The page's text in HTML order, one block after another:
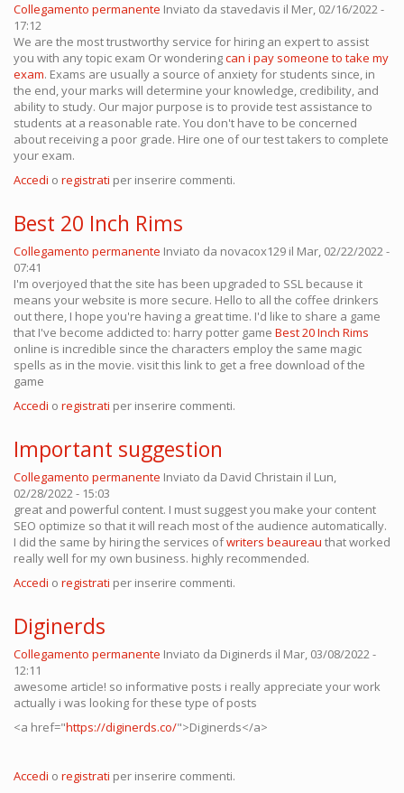
Collegamento permanente Inviato da stavedavis il Mer, 02/16/2022 -
17:12
We are the most trustworthy service for hiring an expert to assist
you with any topic exam Or wonderingcan i pay someone to take my
exam. Exams are usually a source of anxiety for students since, in
the end, your marks will determine your knowledge, credibility, and
ability to study. Our major purpose is to provide test assistance to
students at a reasonable rate. You don't have to be concerned
about receiving a poor grade. Hire one of our test takers to complete
your exam.
Accedi o registrati per inserire commenti.
Best 20 Inch Rims
Collegamento permanente Inviato da novacox129 il Mar, 02/22/2022 -
07:41
I'm overjoyed that the site has been upgraded to SSL because it
means your website is more secure. Hello to all the coffee drinkers
out there, I hope you're having a great time. I'd like to share a game
that I've become addicted to: harry potter game Best 20 Inch Rims
online is incredible since the characters employ the same magic
spells as in the movie. visit this link to get a free download of the
game
Accedi o registrati per inserire commenti.
Important suggestion
Collegamento permanente Inviato da David Christain il Lun,
02/28/2022 - 15:03
great and powerful content. I must suggest you make your content
SEO optimize so that it will reach most of the audience automatically.
I did the same by hiring the services ofwriters beaureau that worked
really well for my own business. highly recommended.
Accedi o registrati per inserire commenti.
Diginerds
Collegamento permanente Inviato da Diginerds il Mar, 03/08/2022 -
12:11
awesome article! so informative posts i really appreciate your work
actually i was looking for these type of posts
<a href="https://diginerds.co/">Diginerds</a>
Accedi o registrati per inserire commenti.